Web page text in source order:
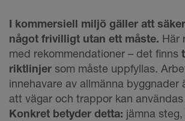
I kommersiell miljö gäller att
något frivilligt utan ett måste. Här
med rekommendationer – det finns
riktlinjer som måste uppfyllas.
innehavare av allmänna byggnader
att vägar och trappor kan
Konkret betyder detta: jämna